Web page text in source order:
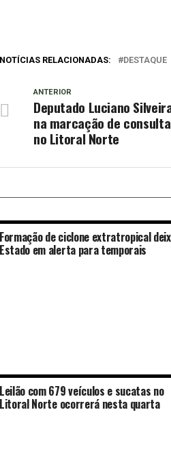
NOTÍCIAS RELACIONADAS: DESTAQUE
ANTERIOR
Deputado Luciano
na marcação de
no Litoral Norte
Formação de ciclone extratropical
Estado em alerta para temporais
Leilão com 679 veículos e sucatas no
Litoral Norte ocorrerá nesta quarta